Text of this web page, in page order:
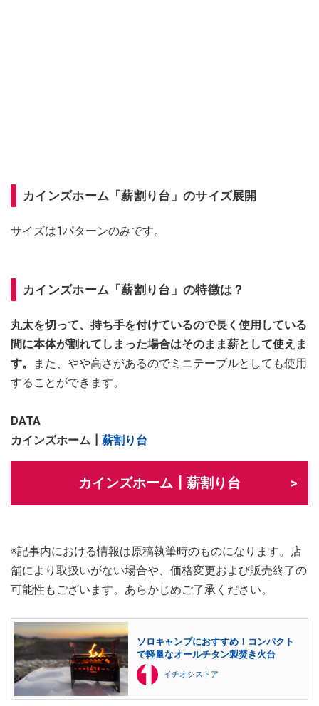
カインズホーム「薪割り台」のサイズ展開
サイズは1パターンのみです。
カインズホーム「薪割り台」の特徴は？
丸太を切って、持ち手を付けているので長く使用している
間に本体が割れてしまった場合はそのまま薪として使えま
す。
また、やや高さがあるのでミニテーブルとしても使用
することができます。
DATA
カインズホーム┃ 薪割り台
カインズホーム┃薪割り台
※記事内における情報は原稿執筆時のものになります。店
舗により取扱いがない場合や、価格変更および販売終了の
可能性もございます。あらかじめご了承ください。
ソロキャンプにおすすめ！コンパクト
で軽量なオールチタン製焚き火台
イチオシストア